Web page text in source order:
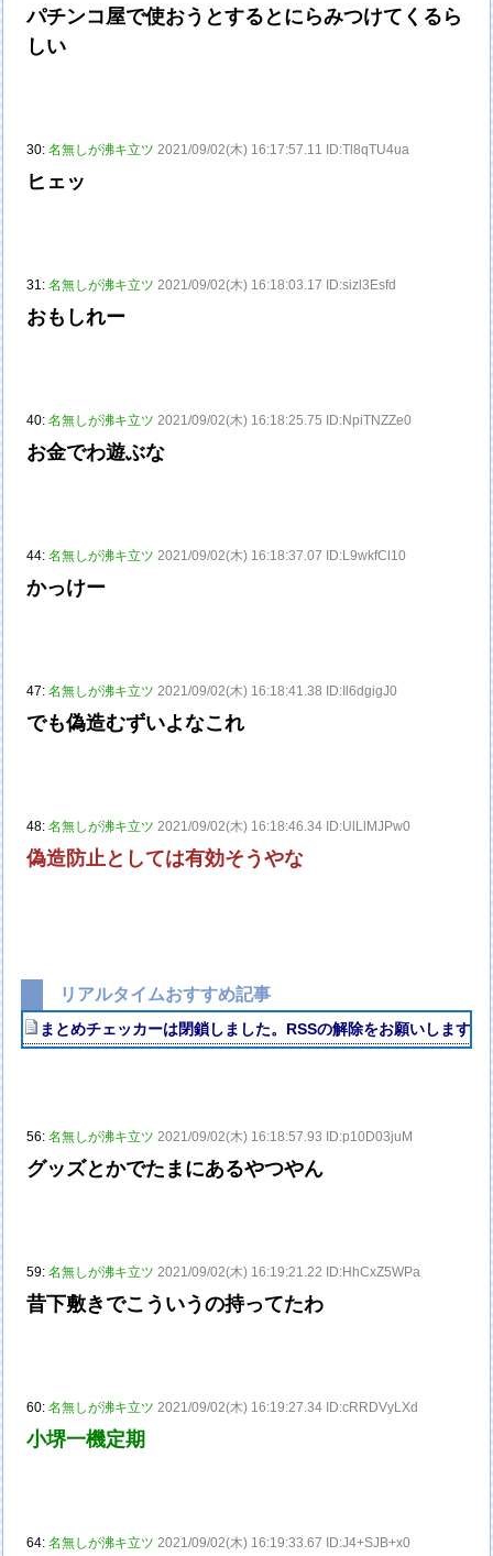
パチンコ屋で使おうとするとにらみつけてくるら
しい
30:名無しが沸キ立ツ 2021/09/02(木) 16:17:57.11 ID:Tl8qTU4ua
ヒェッ
31:名無しが沸キ立ツ 2021/09/02(木) 16:18:03.17 ID:sizl3Esfd
おもしれー
40:名無しが沸キ立ツ 2021/09/02(木) 16:18:25.75 ID:NpiTNZZe0
お金でわ遊ぶな
44:名無しが沸キ立ツ 2021/09/02(木) 16:18:37.07 ID:L9wkfCl10
かっけー
47:名無しが沸キ立ツ 2021/09/02(木) 16:18:41.38 ID:Il6dgigJ0
でも偽造むずいよなこれ
48:名無しが沸キ立ツ 2021/09/02(木) 16:18:46.34 ID:UlLlMJPw0
偽造防止としては有効そうやな
リアルタイムおすすめ記事
まとめチェッカーは閉鎖しました。RSSの解除をお願いします。
56:名無しが沸キ立ツ 2021/09/02(木) 16:18:57.93 ID:p10D03juM
グッズとかでたまにあるやつやん
59:名無しが沸キ立ツ 2021/09/02(木) 16:19:21.22 ID:HhCxZ5WPa
昔下敷きでこういうの持ってたわ
60:名無しが沸キ立ツ 2021/09/02(木) 16:19:27.34 ID:cRRDVyLXd
小堺一機定期
64:名無しが沸キ立ツ 2021/09/02(木) 16:19:33.67 ID:J4+SJB+x0